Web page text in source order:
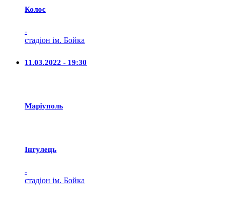
Колос
-
стадіон ім. Бойка
11.03.2022 - 19:30
Маріуполь
Iнгулець
-
стадіон ім. Бойка